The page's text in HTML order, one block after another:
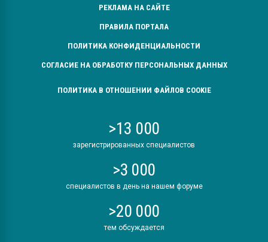
РЕКЛАМА НА САЙТЕ
ПРАВИЛА ПОРТАЛА
ПОЛИТИКА КОНФИДЕНЦИАЛЬНОСТИ
СОГЛАСИЕ НА ОБРАБОТКУ ПЕРСОНАЛЬНЫХ ДАННЫХ
ПОЛИТИКА В ОТНОШЕНИИ ФАЙЛОВ COOKIE
>13 000
зарегистрированных специалистов
>3 000
специалистов в день на нашем форуме
>20 000
тем обсуждается